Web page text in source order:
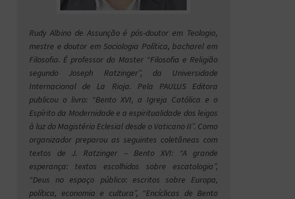
Rudy Albino de Assunção é pós-doutor em Teologia,
mestre e doutor em Sociologia Política, bacharel em
Filosofia. É professor do Master “Filosofia e Religião
segundo Joseph Ratzinger”, da Universidade
Internacional de La Rioja. Pela PAULUS Editora
publicou o livro: “Bento XVI, a Igreja Católica e o
Espírito da Modernidade e a espiritualidade dos leigos
à luz do Magistério Eclesial desde o Vaticano II”. Como
organizador preparou as seguintes coletâneas com
textos de J. Ratzinger – Bento XVI: “A grande
esperança: textos escolhidos sobre escatologia”,
“Deus no espaço público: escritos sobre Europa,
política, economia e cultura”, “Encíclicas de Bento